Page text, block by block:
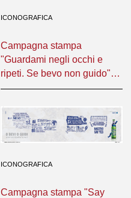
ICONOGRAFICA
Campagna stampa
"Guardami negli occhi e
ripeti. Se bevo non guido"
con Valentino Rossi
ICONOGRAFICA
Campagna stampa "Say